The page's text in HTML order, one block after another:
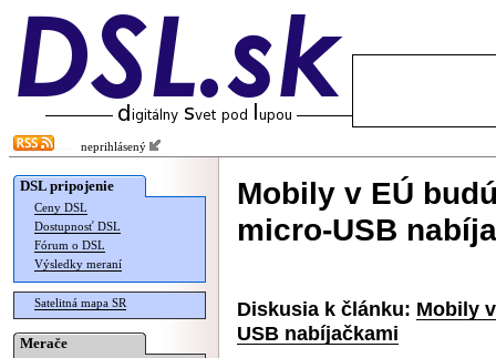
neprihlásený
DSL pripojenie
Ceny DSL
Dostupnosť DSL
Fórum o DSL
Výsledky meraní
Satelitná mapa SR
Merače
Mobily v EÚ
micro-USB
Diskusia k článku: Mobily
USB nabíjačkami